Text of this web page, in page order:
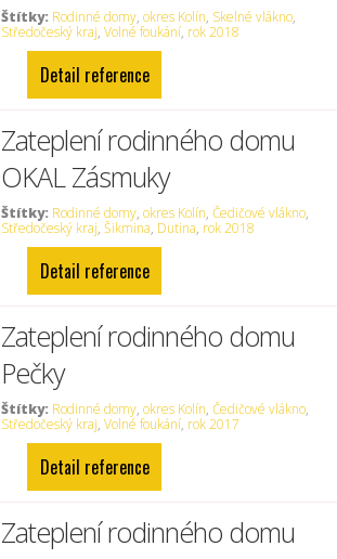
Štítky: Rodinné domy,okres Kolín, Skelné vlákno,
Středočeský kraj,Volné foukání, rok 2018
Detail reference
Zateplení rodinného domu
OKAL Zásmuky
Štítky: Rodinné domy,okres Kolín,Čedičové vlákno,
Středočeský kraj,Šikmina, Dutina, rok 2018
Detail reference
Zateplení rodinného domu
Pečky
Štítky: Rodinné domy,okres Kolín,Čedičové vlákno,
Středočeský kraj,Volné foukání, rok 2017
Detail reference
Zateplení rodinného domu